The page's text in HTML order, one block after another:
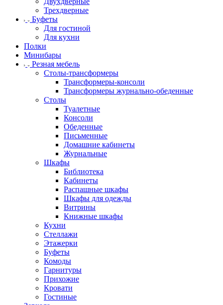
Трехдверные
Буфеты
Для гостиной
Для кухни
Полки
Минибары
Резная мебель
Столы-трансформеры
Трансформеры-консоли
Трансформеры журнально-обеденные
Столы
Туалетные
Консоли
Обеденные
Письменные
Домашние кабинеты
Журнальные
Шкафы
Библиотека
Кабинеты
Распашные шкафы
Шкафы для одежды
Витрины
Книжные шкафы
Кухни
Стеллажи
Этажерки
Буфеты
Комоды
Гарнитуры
Прихожие
Кровати
Гостиные